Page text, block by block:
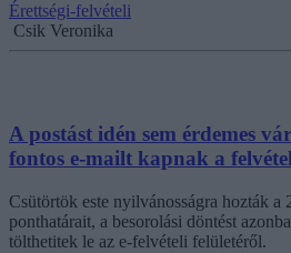
Érettségi-felvételi
Csik Veronika
A postást idén sem érdemes
fontos e-mailt kapnak a
Csütörtök este nyilvánosságra hozták a
ponthatárait, a besorolási döntést
tölthetitek le az e-felvételi felületéről.